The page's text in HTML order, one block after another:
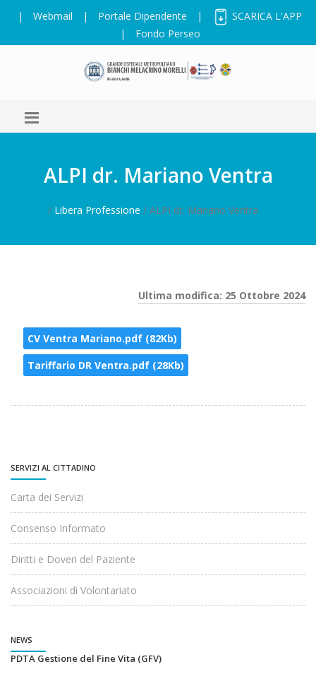
| Webmail | Portale Dipendente |
SCARICA L'APP
|
Fondo Perseo
ALPI dr. Mariano Ventra
/ Libera Professione / ALPI dr. Mariano Ventra
Ultima modifica: 25 Ottobre 2024
CV Ventra Mariano.pdf (82Kb)
Tariffario DR Ventra.pdf (28Kb)
SERVIZI AL CITTADINO
Carta dei Servizi
Consenso Informato
Diritti e Doveri del Paziente
Associazioni di Volontariato
NEWS
PDTA Gestione del Fine Vita (GFV)